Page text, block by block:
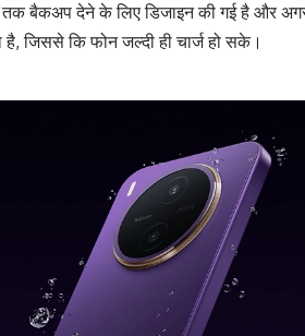
तक बैकअप देने के लिए डिजाइन की गई है और
है, जिससे कि फोन जल्दी ही चार्ज हो सके।